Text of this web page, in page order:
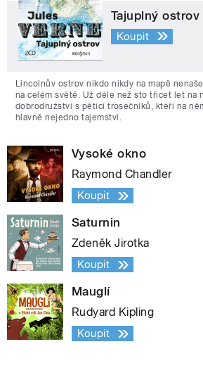
Tajuplný ostrov
Koupit
Lincolnův ostrov nikdo nikdy na mapě
na celém světě. Už déle než sto třicet let na
dobrodružství s pěticí trosečníků, kteří na
hlavně nejedno tajemství.
Vysoké okno
Raymond Chandler
Koupit
Saturnin
Zdeněk Jirotka
Koupit
Mauglí
Rudyard Kipling
Koupit